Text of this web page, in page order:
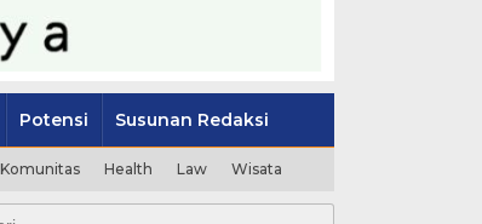
Potensi Susunan Redaksi
Komunitas Health Law Wisata